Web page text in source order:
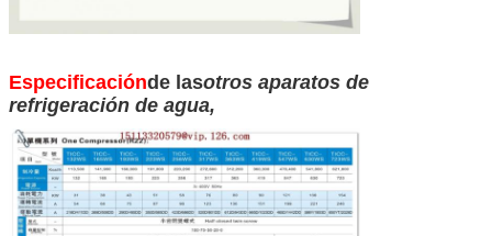
PRESENTACIóN
Especificaciónde lasotros aparatos de
refrigeración de agua,